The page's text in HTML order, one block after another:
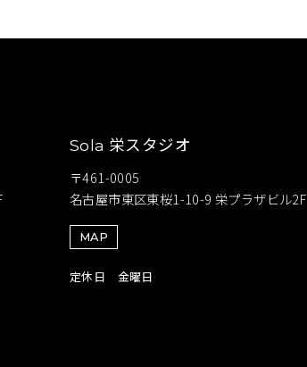
Sola 栄スタジオ
〒461-0005
名古屋市東区東桜1-10-9 栄プラザビル2F
MAP
定休日 金曜日